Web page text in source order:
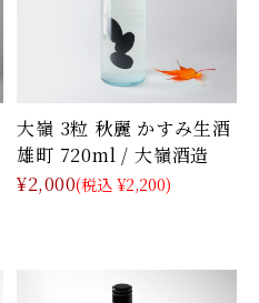
大嶺 3粒 秋麗 かすみ生酒
雄町 720ml / 大嶺酒造
¥2,000(税込 ¥2,200)